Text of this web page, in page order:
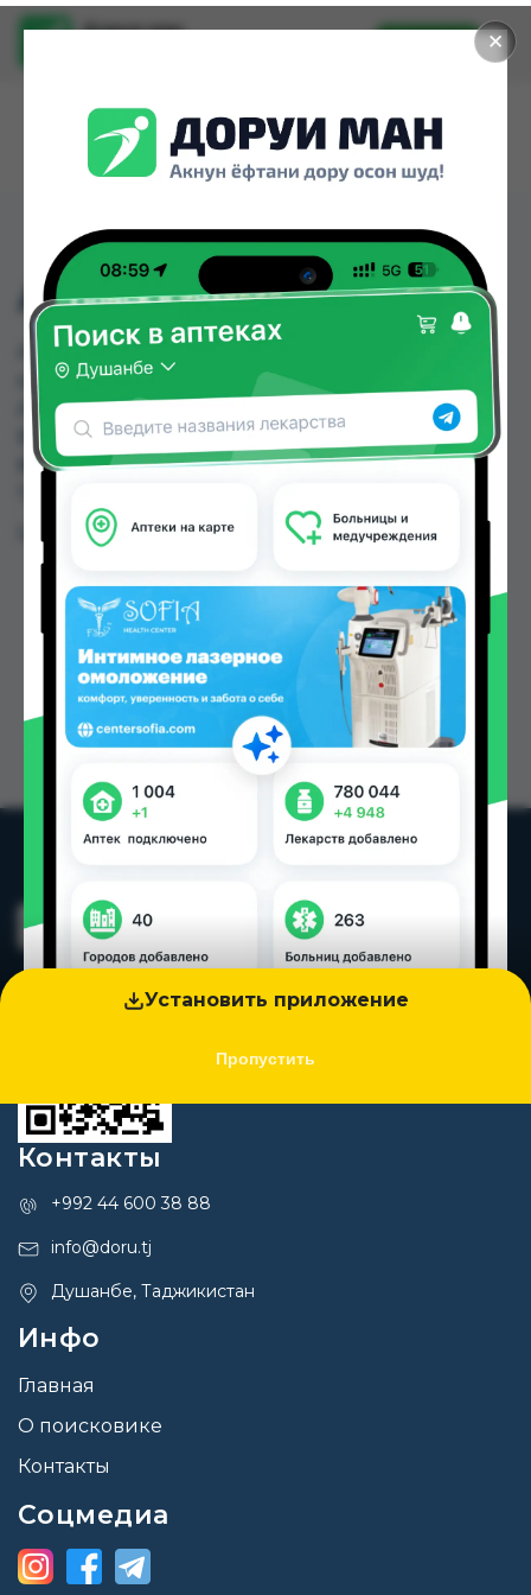
✕
Установить приложение
Пропустить
Доруи ман
Установить
АКВАЛОР БЕБИ 15МЛ
АКВАЛОР БЕБИ 15МЛ можно купить или
заказать в аптеках, Саховати Истаравшан,
ASAPTEKA, Абубакри Карим, Авиценна, АЗИЗ
ВАКО , Алишер-К, Амирӣ по цене от 22.00 TJS до
86.00 TJS в Душанбе и других городах
Цена: от22.00 TJS
Контакты
+992 44 600 38 88
info@doru.tj
Душанбе, Таджикистан
Инфо
Главная
О поисковике
Контакты
Соцмедиа